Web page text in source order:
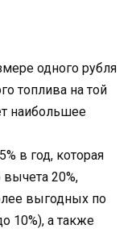
одного рубля
топлива на той
наибольшее
в год, которая
вычета 20%,
выгодных по
10%), а также